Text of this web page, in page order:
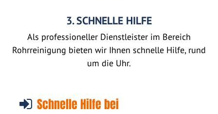
3. SCHNELLE HILFE
Als professioneller Dienstleister im Bereich
Rohrreinigung bieten wir Ihnen schnelle Hilfe, rund
um die Uhr.
Schnelle Hilfe bei